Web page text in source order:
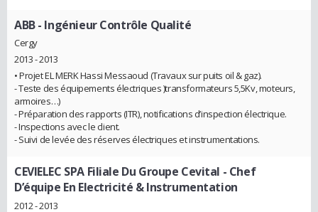
ABB- Ingénieur Contrôle Qualité
Cergy
2013 - 2013
• Projet EL MERK Hassi Messaoud (Travaux sur puits oil & gaz).
- Teste des équipements électriques )transformateurs 5,5Kv, moteurs,
armoires…)
- Préparation des rapports (ITR), notifications d’inspection électrique.
- Inspections avec le client.
- Suivi de levée des réserves électriques et instrumentations.
CEVIELEC SPA Filiale Du Groupe Cevital - Chef
D’équipe En Electricité & Instrumentation
2012 - 2013